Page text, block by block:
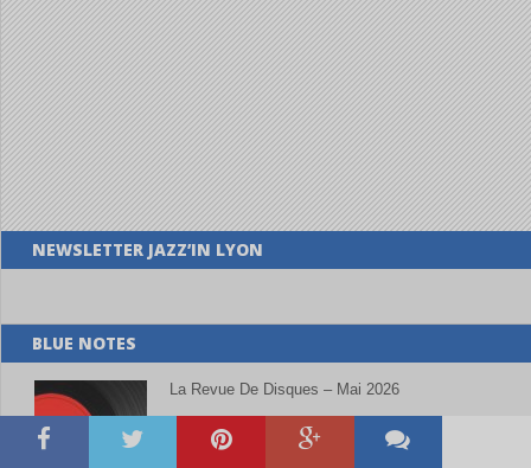
NEWSLETTER JAZZ’IN LYON
BLUE NOTES
La Revue De Disques – Mai 2026